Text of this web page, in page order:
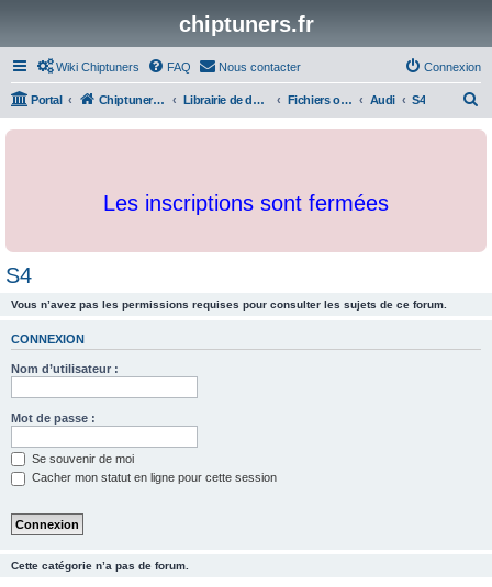
chiptuners.fr
Wiki Chiptuners FAQ Nous contacter Connexion
Portal Chiptuners.fr Librairie de documents et originaux Fichiers originaux Audi S4
c
Les inscriptions sont fermées
S4
Vous n’avez pas les permissions requises pour consulter les sujets de ce forum.
CONNEXION
Nom d’utilisateur :
Mot de passe :
Se souvenir de moi
Cacher mon statut en ligne pour cette session
Cette catégorie n’a pas de forum.